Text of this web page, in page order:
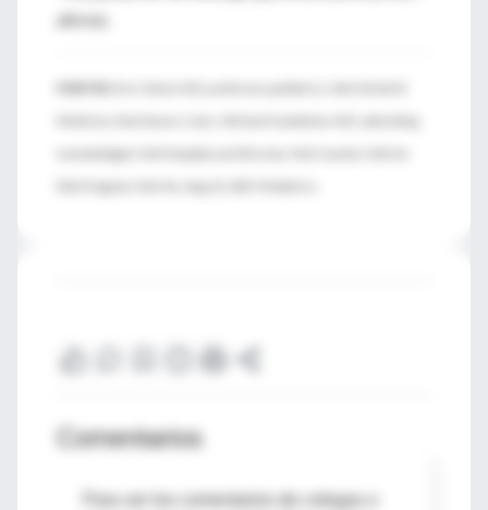
afirmó.
Comentarios
Para ver los comentarios de colegas o